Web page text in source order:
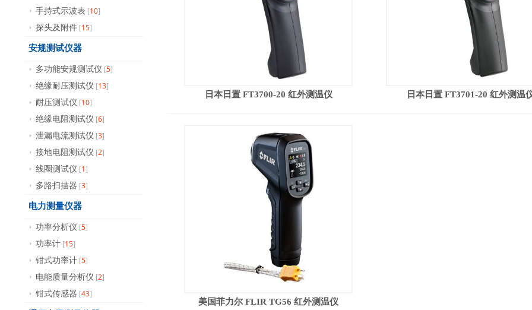
手持式示波表 [10]
探头及附件 [15]
安规测试仪器
多功能安规测试仪 [5]
绝缘耐压测试仪 [13]
耐压测试仪 [10]
绝缘电阻测试仪 [6]
泄漏电流测试仪 [3]
接地电阻测试仪 [2]
线圈测试仪 [1]
多路扫描器 [3]
电力测量仪器
功率分析仪 [5]
功率计 [15]
钳式功率计 [5]
电能质量分析仪 [2]
钳式传感器 [43]
日本日置 FT3700-20 红外测温仪 日本日置 FT3701-20 红外测温
美国菲力尔 FLIR TG56 红外测温仪